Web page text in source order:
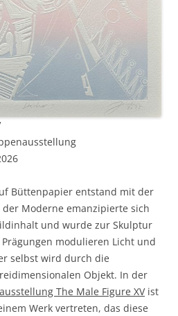
Büttenpapier entstand mit der
der Moderne emanzipierte sich
und wurde zur Skulptur
modulieren Licht und
selbst wird durch die
Objekt. In der
The Male Figure XVist
Werk vertreten, das diese